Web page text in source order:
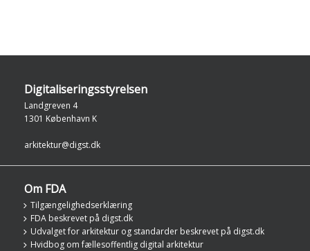
Digitaliseringsstyrelsen
Landgreven 4
1301 København K
arkitektur@digst.dk
Om FDA
Tilgængelighedserklæring
FDA beskrevet på digst.dk
Udvalget for arkitektur og standarder beskrevet på digst.dk
Hvidbog om fællesoffentlig digital arkitektur